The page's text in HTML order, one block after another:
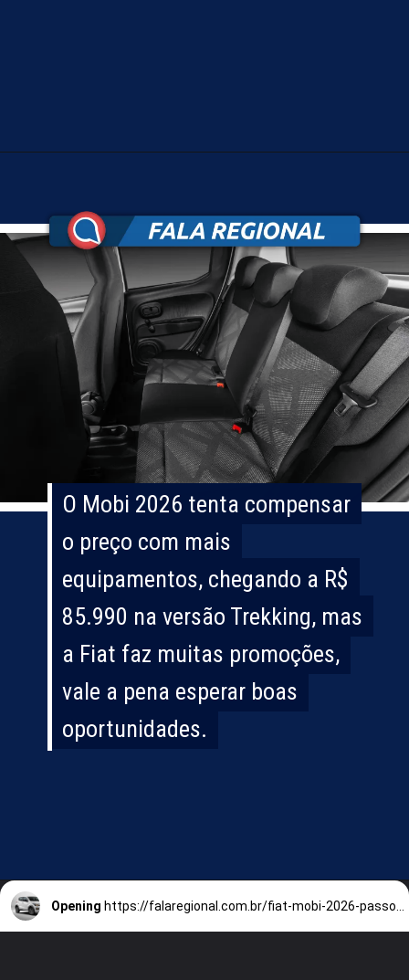
O Mobi 2026 tenta compensar
o preço com mais
equipamentos, chegando a R$
85.990 na versão Trekking, mas
a Fiat faz muitas promoções,
vale a pena esperar boas
oportunidades.
O Mobi 2026 tenta compensar
o preço com mais
equipamentos, chegando a R$
85.990 na versão Trekking, mas
a Fiat faz muitas promoções,
vale a pena esperar boas
oportunidades.
Opening